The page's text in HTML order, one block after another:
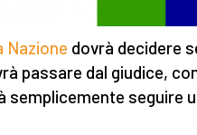
Nazione dovrà decidere
passare dal giudice,
semplicemente seguire